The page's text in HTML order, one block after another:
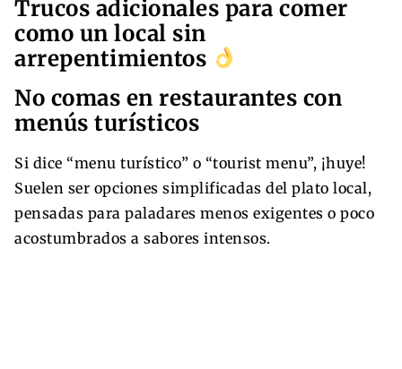
Trucos adicionales para comer
como un local sin
arrepentimientos
No comas en restaurantes con
menús turísticos
Si dice “menu turístico” o “tourist menu”, ¡huye!
Suelen ser opciones simplificadas del plato local,
pensadas para paladares menos exigentes o poco
acostumbrados a sabores intensos.